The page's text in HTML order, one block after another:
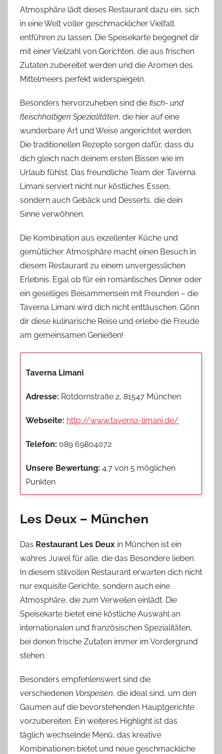
Atmosphäre lädt dieses Restaurant dazu ein, sich
in eine Welt voller geschmacklicher Vielfalt
entführen zu lassen. Die Speisekarte begegnet dir
mit einer Vielzahl von Gerichten, die aus frischen
Zutaten zubereitet werden und die Aromen des
Mittelmeers perfekt widerspiegeln.
Besonders hervorzuheben sind die fisch- und
fleischhaltigen Spezialitäten, die hier auf eine
wunderbare Art und Weise angerichtet werden.
Die traditionellen Rezepte sorgen dafür, dass du
dich gleich nach deinem ersten Bissen wie im
Urlaub fühlst. Das freundliche Team der Taverna
Limani serviert nicht nur köstliches Essen,
sondern auch Gebäck und Desserts, die dein
Sinne verwöhnen.
Die Kombination aus exzellenter Küche und
gemütlicher Atmosphäre macht einen Besuch in
diesem Restaurant zu einem unvergesslichen
Erlebnis. Egal ob für ein romantisches Dinner oder
ein geselliges Beisammensein mit Freunden – die
Taverna Limani wird dich nicht enttäuschen. Gönn
dir diese kulinarische Reise und erlebe die Freude
am gemeinsamen Genießen!
Taverna Limani
Adresse: Rotdornstraße 2, 81547 München
Webseite: http://www.taverna-limani.de/
Telefon: 089 69804072
Unsere Bewertung: 4.7 von 5 möglichen
Punkten
Les Deux – München
Das Restaurant Les Deux in München ist ein
wahres Juwel für alle, die das Besondere lieben.
In diesem stilvollen Restaurant erwarten dich nicht
nur exquisite Gerichte, sondern auch eine
Atmosphäre, die zum Verweilen einlädt. Die
Speisekarte bietet eine köstliche Auswahl an
internationalen und französischen Spezialitäten,
bei denen frische Zutaten immer im Vordergrund
stehen.
Besonders empfehlenswert sind die
verschiedenen Vorspeisen, die ideal sind, um den
Gaumen auf die bevorstehenden Hauptgerichte
vorzubereiten. Ein weiteres Highlight ist das
täglich wechselnde Menü, das kreative
Kombinationen bietet und neue geschmackliche